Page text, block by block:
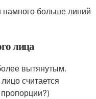
намного больше линий
лица
вытянутым.
считается